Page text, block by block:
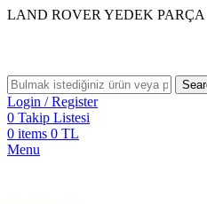
LAND ROVER YEDEK PARÇA
Login / Register
0 Takip Listesi
0 items 0 TL
Menu